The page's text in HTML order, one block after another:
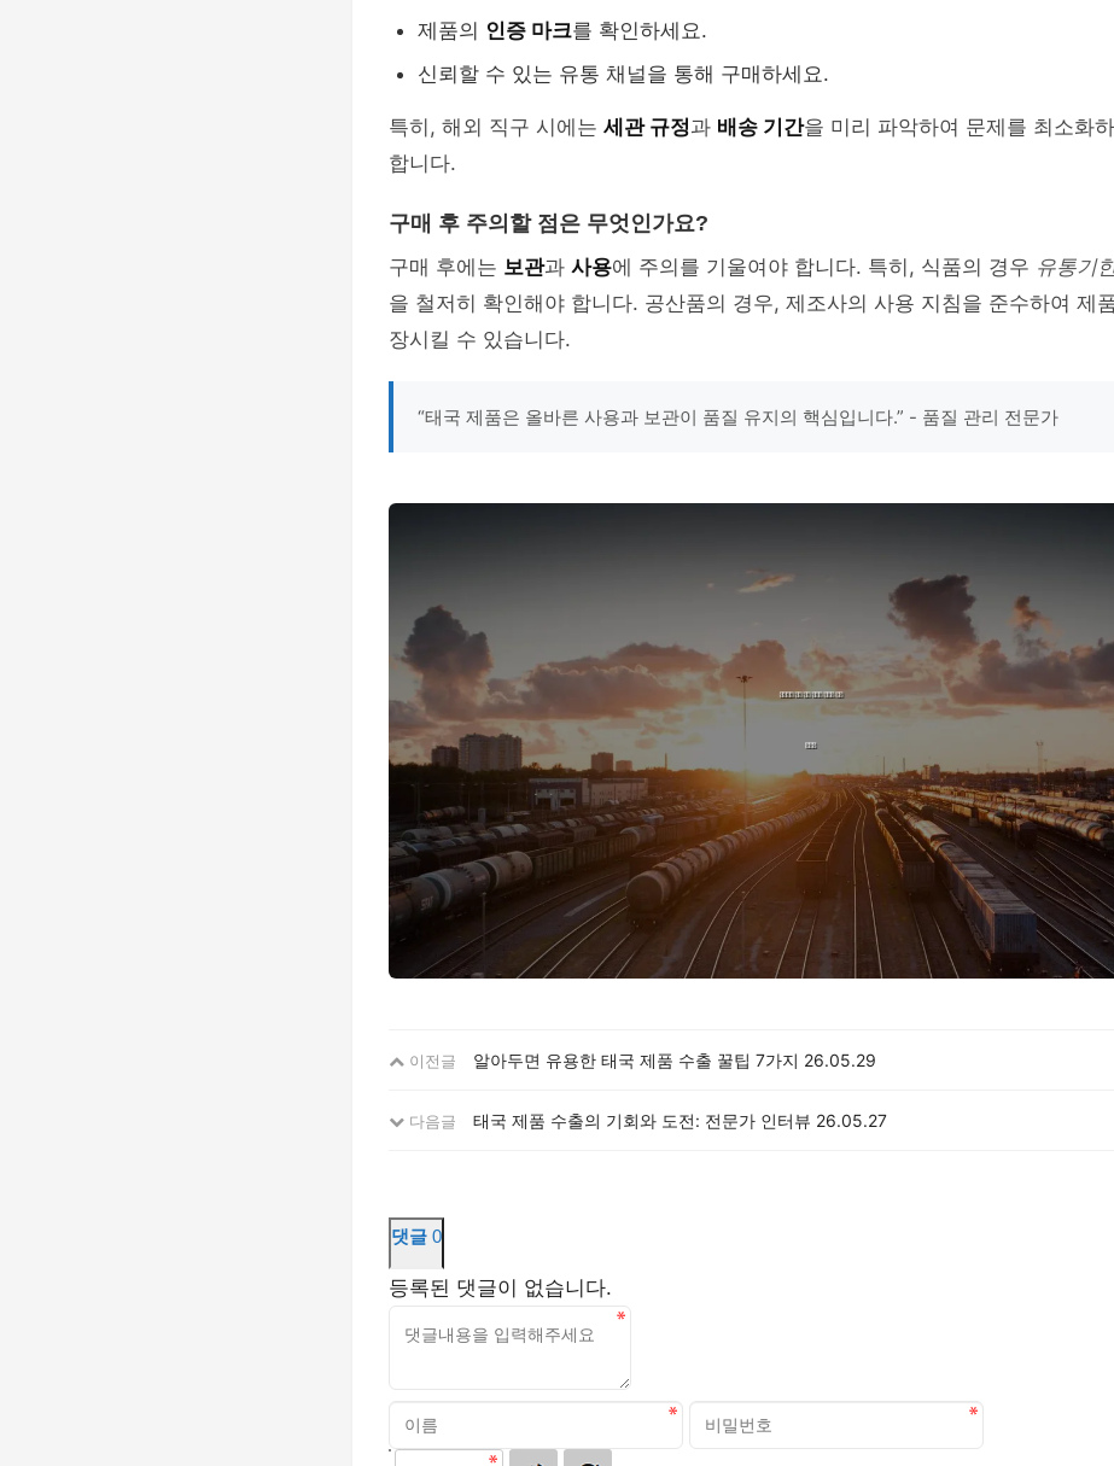
제품의 인증 마크를 확인하세요.
신뢰할 수 있는 유통 채널을 통해 구매하세요.
특히, 해외 직구 시에는 세관 규정과 배송 기간을 미리 파악하여 문제를 최소화
합니다.
구매 후 주의할 점은 무엇인가요?
구매 후에는 보관과 사용에 주의를 기울여야 합니다. 특히, 식품의 경우 유통기
을 철저히 확인해야 합니다. 공산품의 경우, 제조사의 사용 지침을 준수하여 제
장시킬 수 있습니다.
“태국 제품은 올바른 사용과 보관이 품질 유지의 핵심입니다.” - 품질 관리 전문가
이전글 알아두면 유용한 태국 제품 수출 꿀팁 7가지 26.05.29
다음글 태국 제품 수출의 기회와 도전: 전문가 인터뷰 26.05.27
댓글 0
등록된 댓글이 없습니다.